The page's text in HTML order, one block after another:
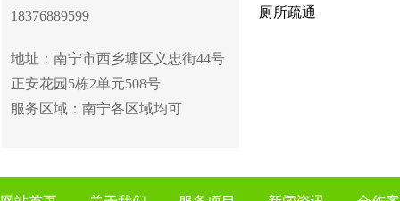
18376889599
地址：南宁市西乡塘区义忠街44号
正安花园 5栋2单元508号
服务区域：南宁各区域均可
厕所疏通